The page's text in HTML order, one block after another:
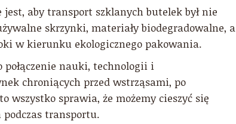
aby transport szklanych butelek był nie
skrzynki, materiały biodegradowalne, a
w kierunku ekologicznego pakowania.
nauki, technologii i
chroniących przed wstrząsami, po
wszystko sprawia, że możemy cieszyć się
transportu.